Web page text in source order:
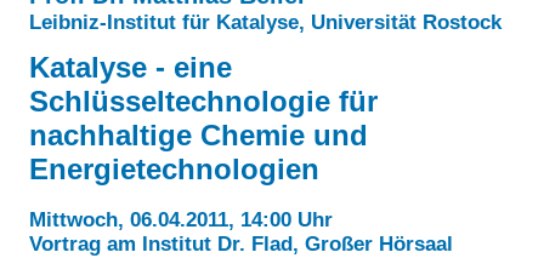
Über uns
Besonderheiten
Projekte
Eduthek
Preisrätsel
Unsere Linktipps
Benzolring-Archiv
Leibniz-Institut für Katalyse, Universität Rostock
Katalyse - eine
Schlüsseltechnologie für
nachhaltige Chemie und
Energietechnologien
Mittwoch, 06.04.2011, 14:00 Uhr
Vortrag am Institut Dr. Flad, Großer Hörsaal